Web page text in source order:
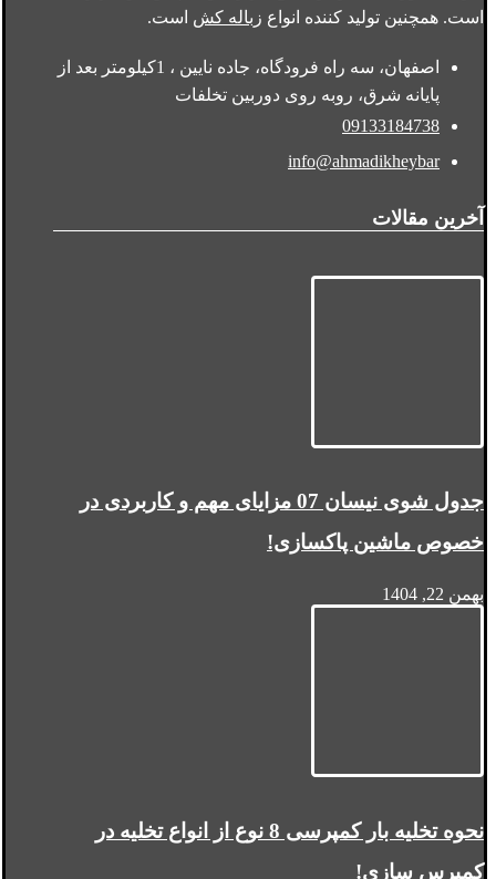
است. همچنین تولید کننده انواع زباله کش است.
اصفهان، سه راه فرودگاه، جاده نایین ، 1کیلومتر بعد از
پایانه شرق، روبه روی دوربین تخلفات
09133184738
info@ahmadikheybar
آخرین مقالات
جدول شوی نیسان 07 مزایای مهم و کاربردی در
خصوص ماشین پاکسازی!
بهمن 22, 1404
نحوه تخلیه بار کمپرسی 8 نوع از انواع تخلیه در
کمپرس سازی!